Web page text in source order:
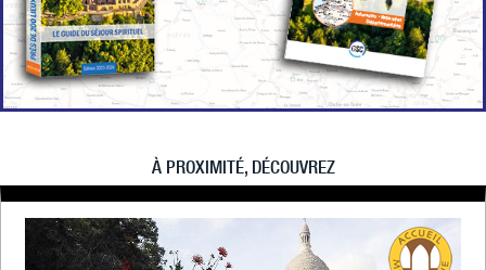
À PROXIMITÉ, DÉCOUVREZ